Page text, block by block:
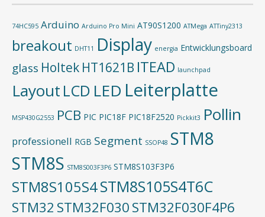
74HC595 Arduino Arduino Pro Mini AT90S1200 ATMega ATTiny2313
breakout DHT11 Display energia Entwicklungsboard
glass Holtek HT1621B ITEAD launchpad
Layout LCD LED Leiterplatte
MSP430G2553 PCB PIC PIC18F PIC18F2520 Pickkit3 Pollin
professionell RGB Segment SSOP48 STM8
STM8S STM8S003F3P6 STM8S103F3P6
STM8S105S4STM8S105S4T6C
STM32 STM32F030STM32F030F4P6